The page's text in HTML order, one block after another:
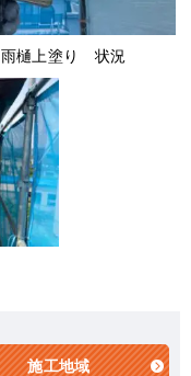
雨樋上塗り 状況
施工地域